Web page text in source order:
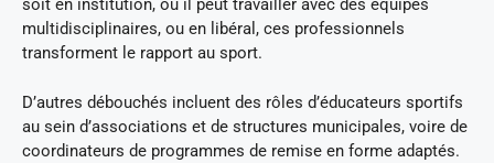
soit en institution, où il peut travailler avec des équipes
multidisciplinaires, ou en libéral, ces professionnels
transforment le rapport au sport.
D’autres débouchés incluent des rôles d’éducateurs sportifs
au sein d’associations et de structures municipales, voire de
coordinateurs de programmes de remise en forme adaptés.